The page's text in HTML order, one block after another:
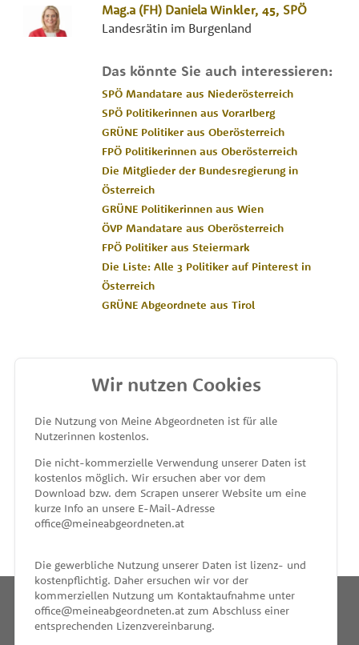
Mag.a (FH) Daniela Winkler, 45, SPÖ
Landesrätin im Burgenland
Das könnte Sie auch interessieren:
SPÖ Mandatare aus Niederösterreich
SPÖ Politikerinnen aus Vorarlberg
GRÜNE Politiker aus Oberösterreich
FPÖ Politikerinnen aus Oberösterreich
Die Mitglieder der Bundesregierung in
Österreich
GRÜNE Politikerinnen aus Wien
ÖVP Mandatare aus Oberösterreich
FPÖ Politiker aus Steiermark
Die Liste: Alle 3 Politiker auf Pinterest in
Österreich
GRÜNE Abgeordnete aus Tirol
MEINE ABGEORDNETEN
unterstützt von
Wir nutzen Cookies
Die Nutzung von Meine Abgeordneten ist für alle
Nutzerinnen kostenlos.
Die nicht-kommerzielle Verwendung unserer Daten ist
kostenlos möglich. Wir ersuchen aber vor dem
Download bzw. dem Scrapen unserer Website um eine
kurze Info an unsere E-Mail-Adresse
office@meineabgeordneten.at
Die gewerbliche Nutzung unserer Daten ist lizenz- und
kostenpflichtig. Daher ersuchen wir vor der
kommerziellen Nutzung um Kontaktaufnahme unter
office@meineabgeordneten.at zum Abschluss einer
entsprechenden Lizenzvereinbarung.